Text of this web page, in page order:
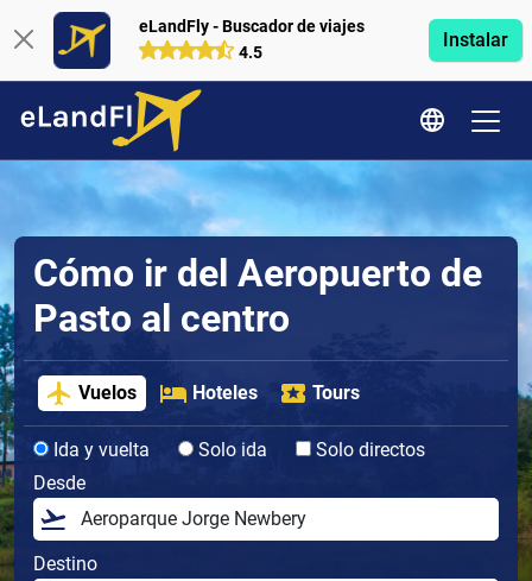
eLandFly - Buscador de viajes
4.5
Instalar
Cómo ir del Aeropuerto de
Pasto al centro
Vuelos Hoteles Tours
Ida y vuelta Solo ida
Solo directos
Desde
Destino